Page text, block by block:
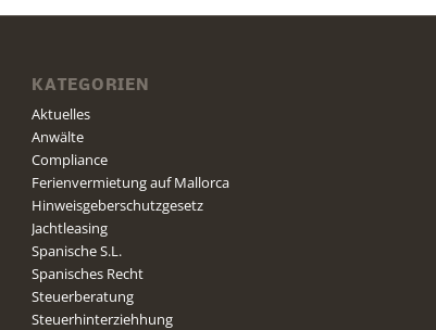
KATEGORIEN
Aktuelles
Anwälte
Compliance
Ferienvermietung auf Mallorca
Hinweisgeberschutzgesetz
Jachtleasing
Spanische S.L.
Spanisches Recht
Steuerberatung
Steuerhinterziehhung